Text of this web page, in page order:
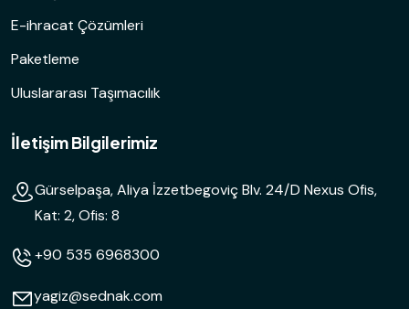
E-ihracat Çözümleri
Paketleme
Uluslararası Taşımacılık
İletişim Bilgilerimiz
Gürselpaşa, Aliya İzzetbegoviç Blv. 24/D Nexus Ofis,
Kat: 2, Ofis: 8
+90 535 6968300
yagiz@sednak.com